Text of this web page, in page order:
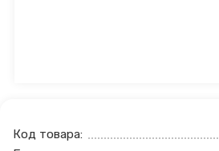
Код товара: